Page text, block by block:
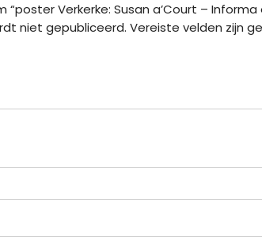
Verkerke: Susan a’Court –
niet gepubliceerd. Vereiste velden zijn